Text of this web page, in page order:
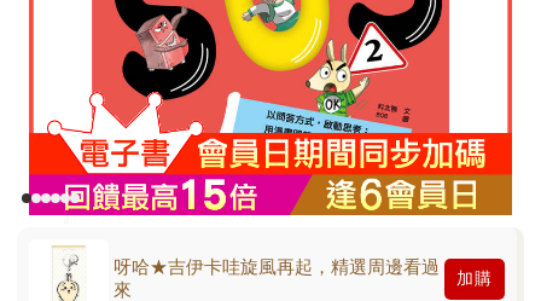
呀哈★吉伊卡哇旋風再起，精選周邊看過
來
加購